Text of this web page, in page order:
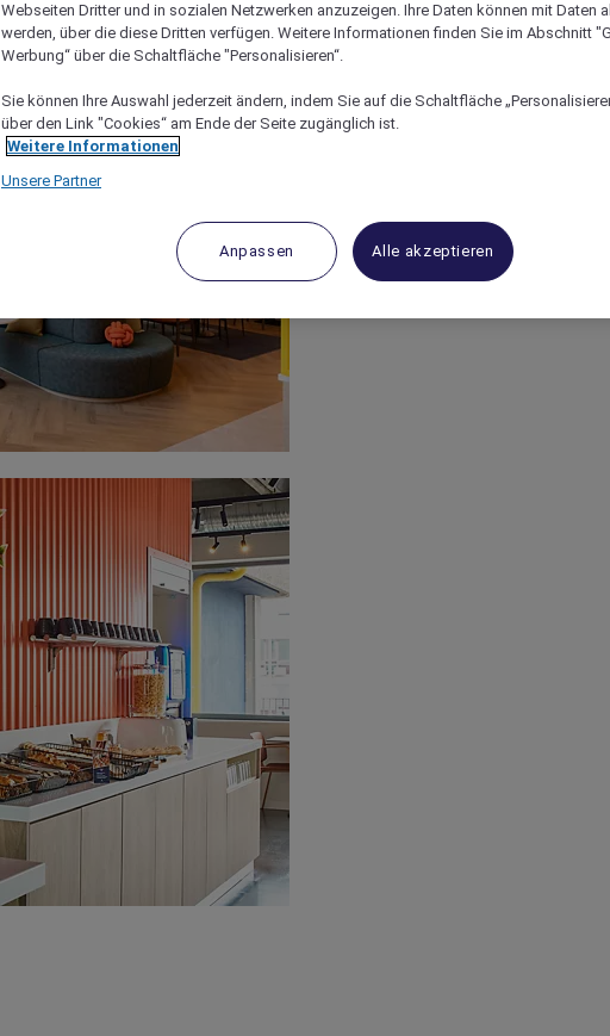
Webseiten Dritter und in sozialen Netzwerken anzuzeigen. Ihre Daten können mit Daten
werden, über die diese Dritten verfügen. Weitere Informationen finden Sie im Abschnitt
Werbung“ über die Schaltfläche "Personalisieren“.
Sie können Ihre Auswahl jederzeit ändern, indem Sie auf die Schaltfläche
über den Link "Cookies“ am Ende der Seite zugänglich ist.
Weitere Informationen
Unsere Partner
Anpassen Alle akzeptieren